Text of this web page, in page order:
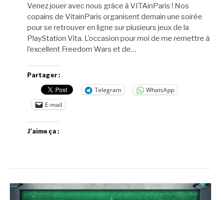
Venez jouer avec nous grâce à VITAinParis ! Nos
copains de VitainParis organisent demain une soirée
pour se retrouver en ligne sur plusieurs jeux de la
PlayStation Vita. L’occasion pour moi de me remettre à
l’excellent Freedom Wars et de…
Partager :
Telegram
WhatsApp
E-mail
J’aime ça :